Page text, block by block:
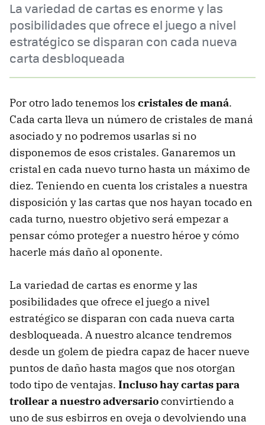
La variedad de cartas es enorme y las
posibilidades que ofrece el juego a nivel
estratégico se disparan con cada nueva
carta desbloqueada
Por otro lado tenemos los cristales de maná.
Cada carta lleva un número de cristales de maná
asociado y no podremos usarlas si no
disponemos de esos cristales. Ganaremos un
cristal en cada nuevo turno hasta un máximo de
diez. Teniendo en cuenta los cristales a nuestra
disposición y las cartas que nos hayan tocado en
cada turno, nuestro objetivo será empezar a
pensar cómo proteger a nuestro héroe y cómo
hacerle más daño al oponente.
La variedad de cartas es enorme y las
posibilidades que ofrece el juego a nivel
estratégico se disparan con cada nueva carta
desbloqueada. A nuestro alcance tendremos
desde un golem de piedra capaz de hacer nueve
puntos de daño hasta magos que nos otorgan
todo tipo de ventajas. Incluso hay cartas para
trollear a nuestro adversarioconvirtiendo a
uno de sus esbirros en oveja o devolviendo una